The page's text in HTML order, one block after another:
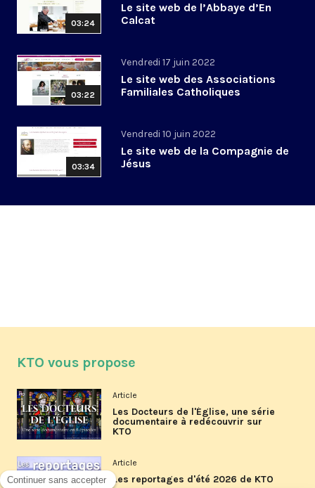
03:24
Le site web de l’Abbaye d’En
Calcat
03:22
Vendredi 17 juin 2022
Le site web des Associations
Familiales Catholiques
03:34
Vendredi 10 juin 2022
Le site web de la Compagnie de
Jésus
KTO vous propose
Article
Les Docteurs de l'Église, une série
documentaire à redécouvrir sur
KTO
Article
Les reportages d'été 2026 de KTO